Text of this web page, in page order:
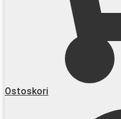
Ostoskori